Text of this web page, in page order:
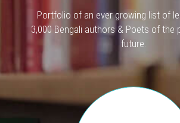
Portfolio of an ever growing list of
3,000 Bengali authors & Poets of the
future.